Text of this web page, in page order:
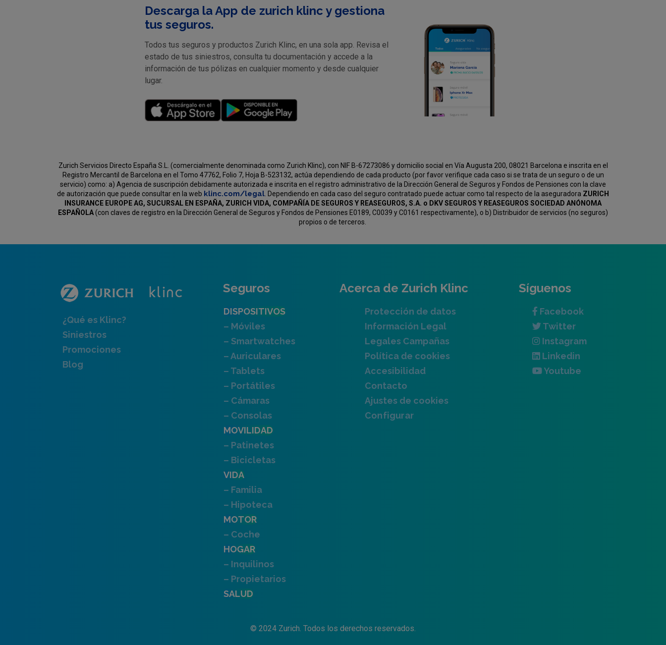
Descarga la App de zurich klinc y gestiona
tus seguros.
Todos tus seguros y productos Zurich Klinc, en una sola app. Revisa el
estado de tus siniestros, consulta tu documentación y accede a la
información de tus pólizas en cualquier momento y desde cualquier
lugar.
Zurich Servicios Directo España S.L. (comercialmente denominada como Zurich Klinc), con NIF B-67273086 y domicilio social en Vía Augusta 200, 08021 Barcelona e inscrita en el
Registro Mercantil de Barcelona en el Tomo 47762, Folio 7, Hoja B-523132, actúa dependiendo de cada producto (por favor verifique cada caso si se trata de un seguro o de un
servicio) como: a) Agencia de suscripción debidamente autorizada e inscrita en el registro administrativo de la Dirección General de Seguros y Fondos de Pensiones con la clave
de autorización que puede consultar en la web klinc.com/legal . Dependiendo en cada caso del seguro contratado puede actuar como tal respecto de la aseguradora ZURICH
INSURANCE EUROPE AG, SUCURSAL EN ESPAÑA, ZURICH VIDA, COMPAÑÍA DE SEGUROS Y REASEGUROS, S.A. o DKV SEGUROS Y REASEGUROS SOCIEDAD ANÓNOMA
ESPAÑOLA(con claves de registro en la Dirección General de Seguros y Fondos de Pensiones E0189, C0039 y C0161 respectivamente), o b) Distribuidor de servicios (no seguros)
propios o de terceros.
¿Qué es Klinc?
Siniestros
Promociones
Blog
Seguros
DISPOSITIVOS
– Móviles
– Smartwatches
– Auriculares
– Tablets
– Portátiles
– Cámaras
– Consolas
MOVILIDAD
– Patinetes
– Bicicletas
VIDA
– Familia
– Hipoteca
MOTOR
– Coche
HOGAR
– Inquilinos
– Propietarios
SALUD
Acerca de Zurich Klinc
Protección de datos
Información Legal
Legales Campañas
Política de cookies
Accesibilidad
Contacto
Ajustes de cookies
Configurar
Síguenos
Facebook
Twitter
Instagram
Linkedin
Youtube
© 2024 Zurich. Todos los derechos reservados.